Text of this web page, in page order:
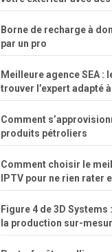
Borne de recharge à
par un pro
Meilleure agence SEA :
trouver l’expert adapté
Comment
produits pétroliers
Comment choisir le
IPTV pour ne rien rater
Figure 4 de 3D
la production sur-